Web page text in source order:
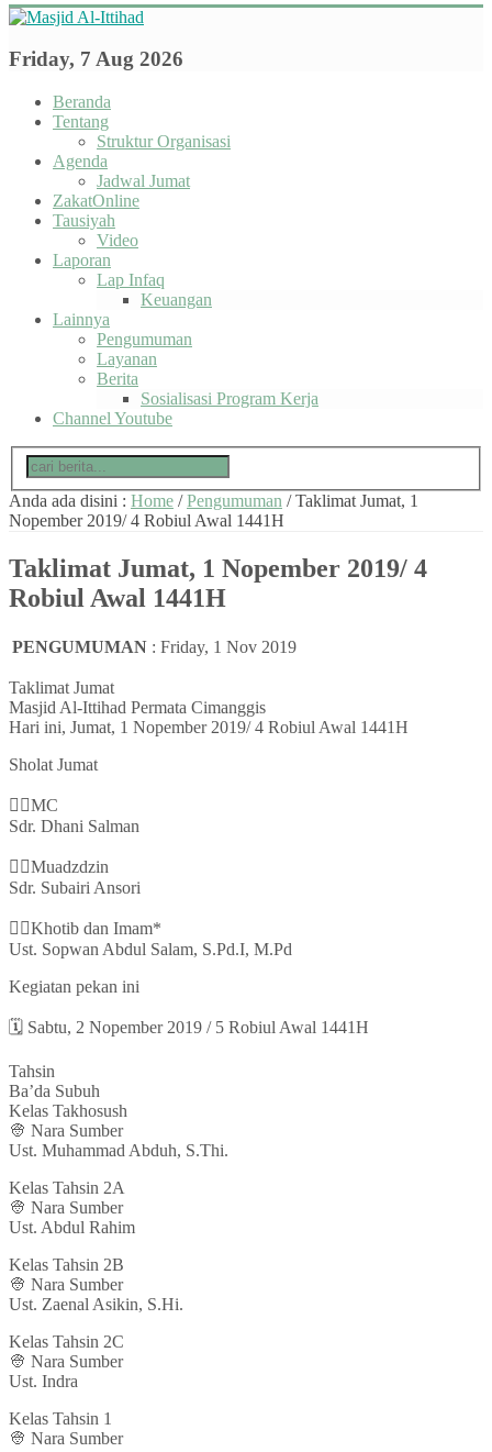
Friday, 7 Aug 2026
Beranda
Tentang
Struktur Organisasi
Agenda
Jadwal Jumat
ZakatOnline
Tausiyah
Video
Laporan
Lap Infaq
Keuangan
Lainnya
Pengumuman
Layanan
Berita
Sosialisasi Program Kerja
Channel Youtube
Anda ada disini : Home /Pengumuman /Taklimat Jumat, 1
Nopember 2019/ 4 Robiul Awal 1441H
Taklimat Jumat, 1 Nopember 2019/ 4
Robiul Awal 1441H
PENGUMUMAN : Friday, 1 Nov 2019
Taklimat Jumat
Masjid Al-Ittihad Permata Cimanggis
Hari ini, Jumat, 1 Nopember 2019/ 4 Robiul Awal 1441H
Sholat Jumat
👳‍♂MC
Sdr. Dhani Salman
👳‍♂Muadzdzin
Sdr. Subairi Ansori
👳‍♂Khotib dan Imam*
Ust. Sopwan Abdul Salam, S.Pd.I, M.Pd
Kegiatan pekan ini
🗓 Sabtu, 2 Nopember 2019 / 5 Robiul Awal 1441H
Tahsin
Ba’da Subuh
Kelas Takhosush
👳‍ Nara Sumber
Ust. Muhammad Abduh, S.Thi.
Kelas Tahsin 2A
👳‍ Nara Sumber
Ust. Abdul Rahim
Kelas Tahsin 2B
👳‍ Nara Sumber
Ust. Zaenal Asikin, S.Hi.
Kelas Tahsin 2C
👳‍ Nara Sumber
Ust. Indra
Kelas Tahsin 1
👳‍ Nara Sumber